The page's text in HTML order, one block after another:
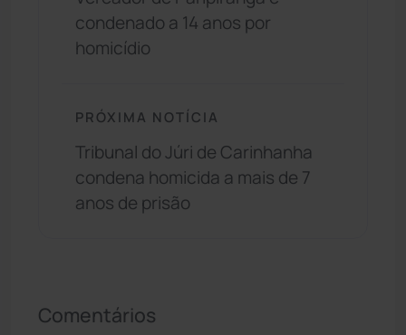
condenado a 14 anos por
homicídio
PRÓXIMA NOTÍCIA
Tribunal do Júri de Carinhanha
condena homicida a mais de 7
anos de prisão
Comentários